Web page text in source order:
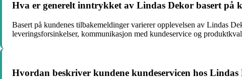
Hva er generelt inntrykket av Lindas Dekor basert på
Basert på kundenes tilbakemeldinger varierer opplevelsen av Lindas
leveringsforsinkelser, kommunikasjon med kundeservice og
Hvordan beskriver kundene kundeservicen hos Lindas